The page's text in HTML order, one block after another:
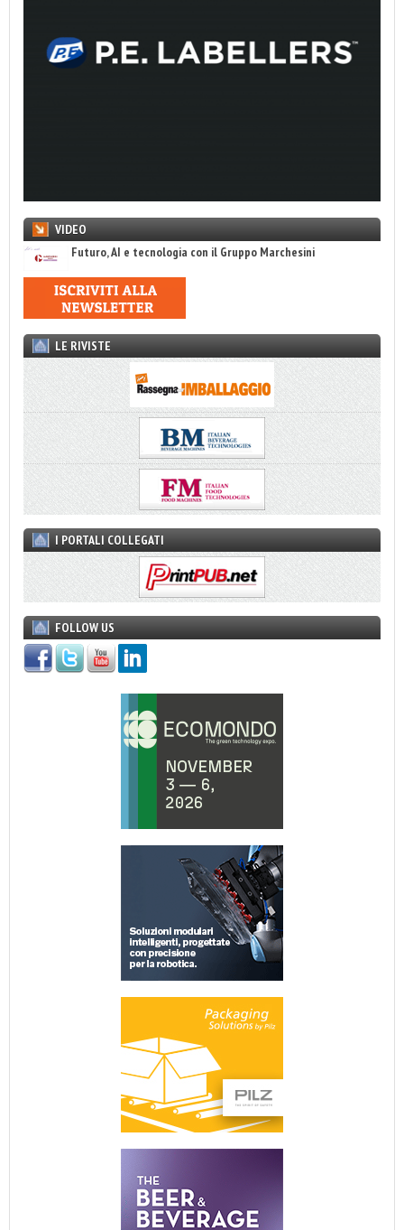
VIDEO
Futuro, AI e tecnologia con il Gruppo Marchesini
LE RIVISTE
I PORTALI COLLEGATI
FOLLOW US